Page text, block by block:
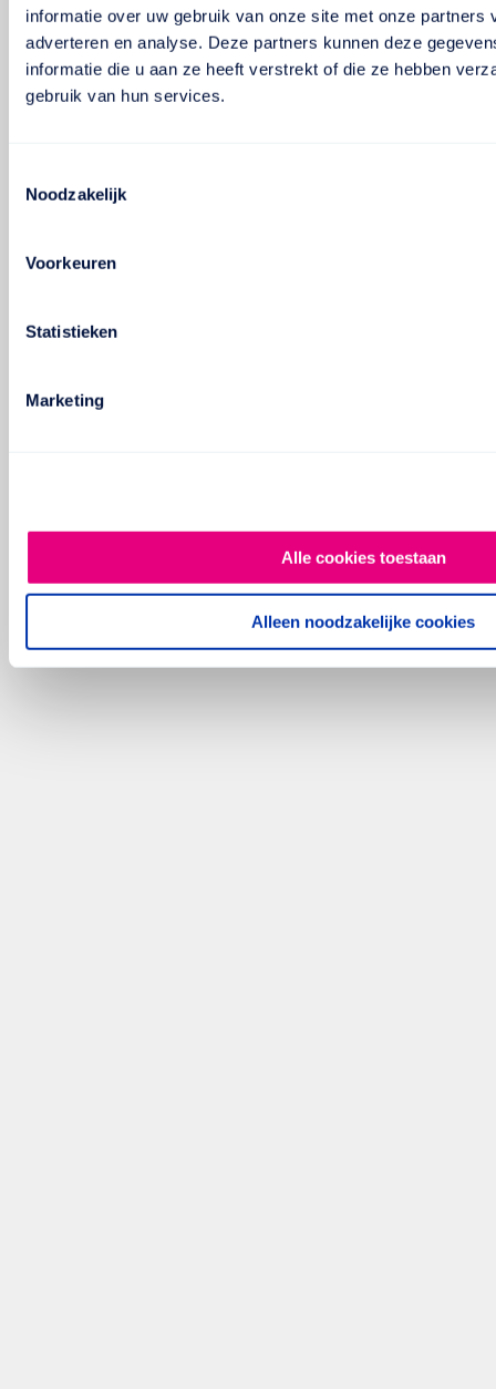
informatie over uw gebruik van onze site met onze partners
adverteren en analyse. Deze partners kunnen deze
informatie die u aan ze heeft verstrekt of die ze hebben
gebruik van hun services.
Noodzakelijk
Voorkeuren
Statistieken
Marketing
Alle cookies toestaan
Alleen noodzakelijke cookies